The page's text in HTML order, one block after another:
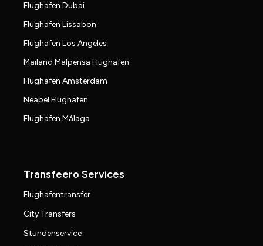
Flughafen Dubai
Flughafen Lissabon
Flughafen Los Angeles
Mailand Malpensa Flughafen
Flughafen Amsterdam
Neapel Flughafen
Flughafen Málaga
Transfeero Services
Flughafentransfer
City Transfers
Stundenservice